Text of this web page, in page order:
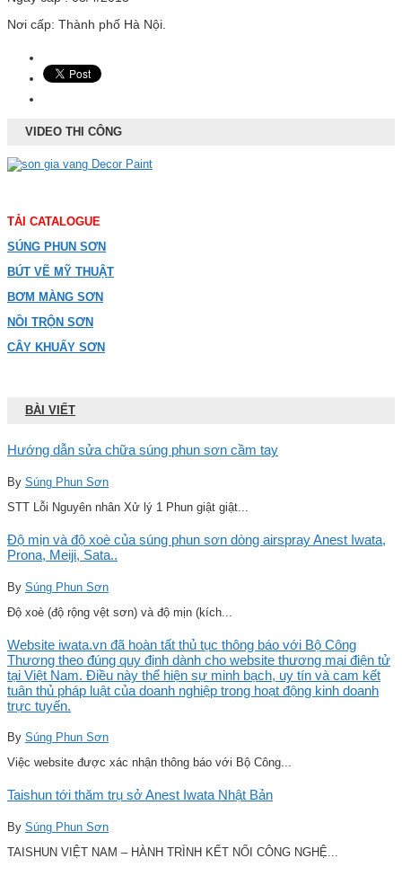
Nơi cấp: Thành phố Hà Nội.
VIDEO THI CÔNG
TẢI CATALOGUE
SÚNG PHUN SƠN
BÚT VẼ MỸ THUẬT
BƠM MÀNG SƠN
NỒI TRỘN SƠN
CÂY KHUẤY SƠN
BÀI VIẾT
Hướng dẫn sửa chữa súng phun sơn cầm tay
By Súng Phun Sơn
STT Lỗi Nguyên nhân Xử lý 1 Phun giật giật...
Độ mịn và độ xoè của súng phun sơn dòng airspray Anest Iwata,
Prona, Meiji, Sata..
By Súng Phun Sơn
Độ xoè (độ rộng vệt sơn) và độ mịn (kích...
Website iwata.vn đã hoàn tất thủ tục thông báo với Bộ Công
Thương theo đúng quy định dành cho website thương mại điện tử
tại Việt Nam. Điều này thể hiện sự minh bạch, uy tín và cam kết
tuân thủ pháp luật của doanh nghiệp trong hoạt động kinh doanh
trực tuyến.
By Súng Phun Sơn
Việc website được xác nhận thông báo với Bộ Công...
Taishun tới thăm trụ sở Anest Iwata Nhật Bản
By Súng Phun Sơn
TAISHUN VIỆT NAM – HÀNH TRÌNH KẾT NỐI CÔNG NGHỆ...